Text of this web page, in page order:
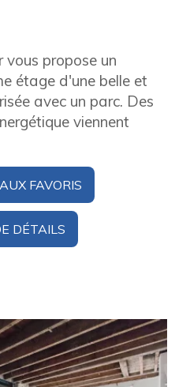
vous propose un
étage d'une belle et
avec un parc. Des
viennent
FAVORIS
DÉTAILS